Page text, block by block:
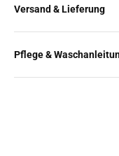
Versand & Lieferung
Pflege &